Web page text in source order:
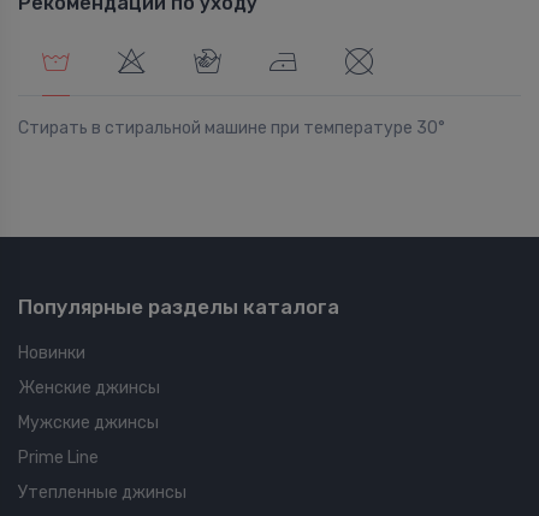
Стирать в стиральной машине при температуре 30°
Популярные разделы каталога
Новинки
Женские джинсы
Мужские джинсы
Prime Line
Утепленные джинсы